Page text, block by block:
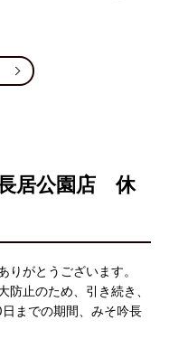
長居公園店 休
りがとうございます。
止のため、引き続き、
までの期間、みそ吟長